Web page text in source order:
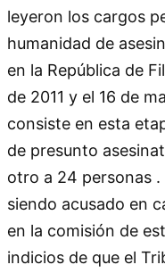
leyeron los cargos
humanidad de
en la República de
de 2011 y el 16 de
consiste en esta
de presunto
otro a 24 personas
siendo acusado en
en la comisión de
indicios de que el